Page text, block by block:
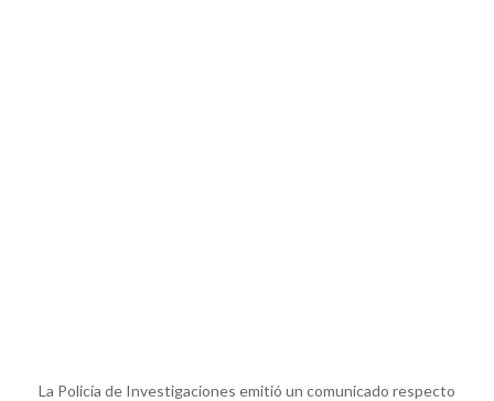
La Policía de Investigaciones emitió un comunicado respecto